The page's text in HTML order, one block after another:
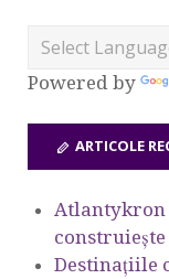
Powered by
ARTICOLE
Atlantykron
Destinațiile